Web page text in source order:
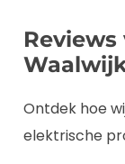
Ontdek hoe
elektrische